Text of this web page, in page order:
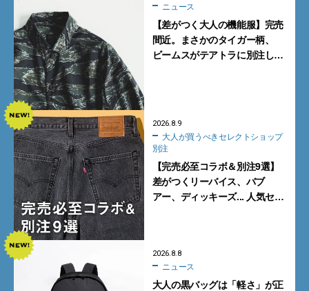
ニュース
【差がつく大人の機能服】完売
間近。まさかのタイガー柄、
ビームスがテアトラに別注した
2026.8.9
別注
【完売必至コラボ＆別注9選】
差がつくリーバイス、バブ
アー、ディッキーズ... 人気セレ
2026.8.8
ニュース
大人の黒バッグは「軽さ」が正